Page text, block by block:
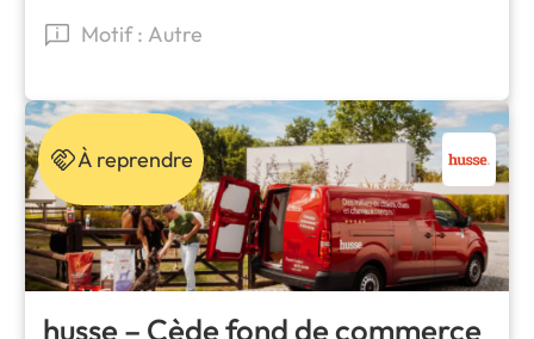
Motif : Autre
À reprendre
husse – Cède fond de commerce